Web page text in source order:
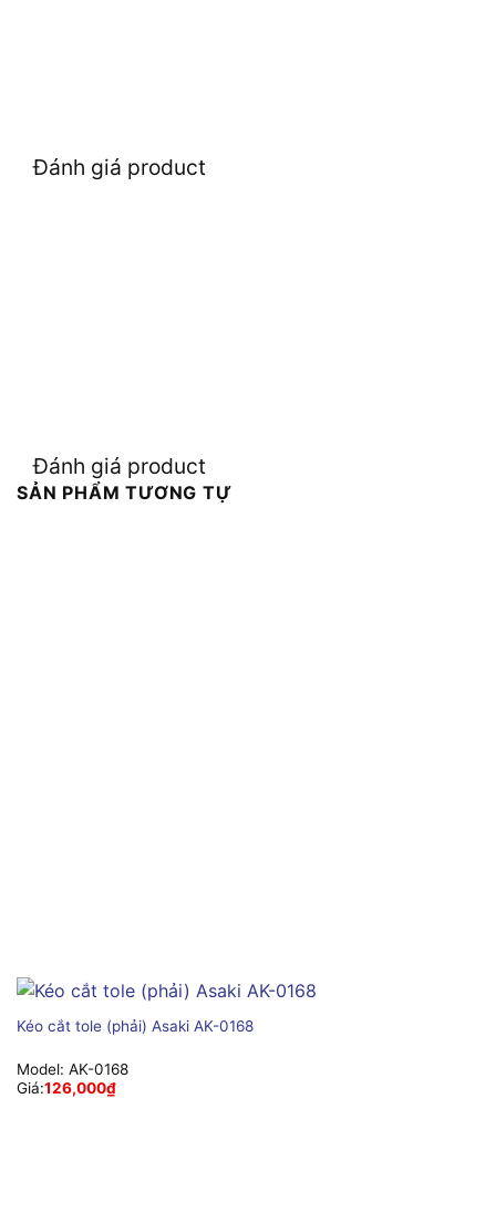
Đánh giá product
Đánh giá product
SẢN PHẨM TƯƠNG TỰ
Kéo cắt tole (phải) Asaki AK-0168
Model: AK-0168
Giá:126,000₫